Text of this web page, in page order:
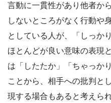
言動に一貫性があり他者か
しないところがなく行動や
としている人が、「しっか
ほとんどが良い意味の表現
は「したたか」「ちゃっか
ことから、相手への批判と
現する場合もあると考えられ